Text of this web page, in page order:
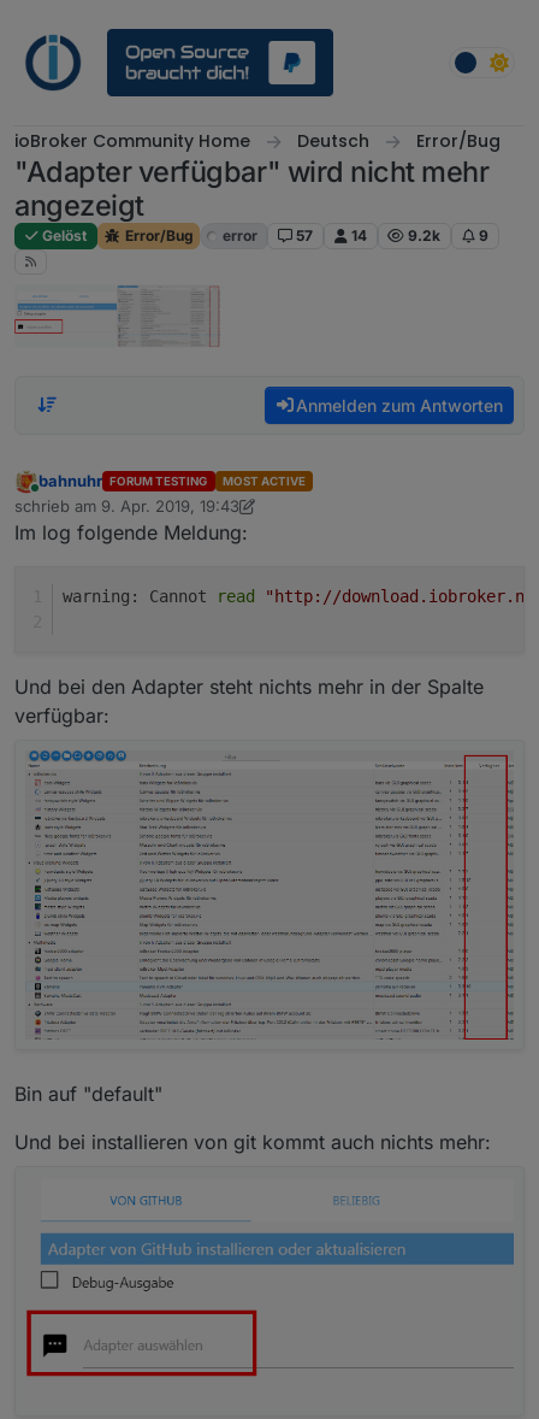
ioBroker Community Home Deutsch Error/Bug
"Adapter verfügbar" wird nicht mehr
angezeigt
Gelöst Error/Bug error 57 14 9.2k 9
Anmelden zum Antworten
Online
bahnuhr FORUM TESTING MOST ACTIVE
schrieb am 9. Apr. 2019, 19:43
zuletzt editiert von Jey Cee
Im log folgende Meldung:
warning: Cannot read "http://
Und bei den Adapter steht nichts mehr in der Spalte
verfügbar:
Bin auf "default"
Und bei installieren von git kommt auch nichts mehr: